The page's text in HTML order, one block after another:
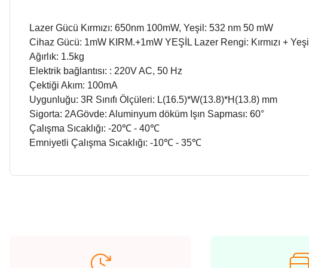
Lazer Gücü Kırmızı: 650nm 100mW, Yeşil: 532 nm 50 mW
Cihaz Gücü: 1mW KIRM.+1mW YEŞİL Lazer Rengi: Kırmızı + Yeşil
Ağırlık: 1.5kg
Elektrik bağlantısı: : 220V AC, 50 Hz
Çektiği Akım: 100mA
Uygunluğu: 3R Sınıfı Ölçüleri: L(16.5)*W(13.8)*H(13.8) mm
Sigorta: 2AGövde: Aluminyum döküm Işın Sapması: 60°
Çalışma Sıcaklığı: -20℃ - 40℃
Emniyetli Çalışma Sıcaklığı: -10℃ - 35℃
çok etkili bir cihaz
Ürün resmi kalitesiz, bozuk veya görüntülenemiyor.